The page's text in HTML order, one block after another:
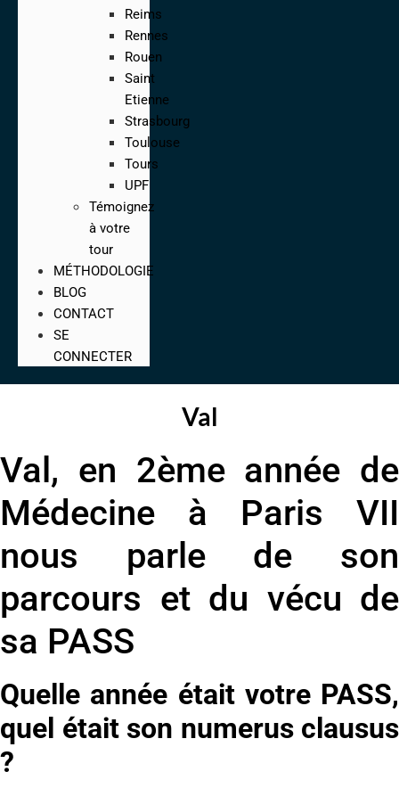
Reims
Rennes
Rouen
Saint
Etienne
Strasbourg
Toulouse
Tours
UPF
Témoignez
à votre
tour
MÉTHODOLOGIE
BLOG
CONTACT
SE
CONNECTER
Val
Val, en 2ème année de
Médecine à Paris VII
nous parle de son
parcours et du vécu de
sa PASS
Quelle année était votre PASS,
quel était son numerus clausus
?